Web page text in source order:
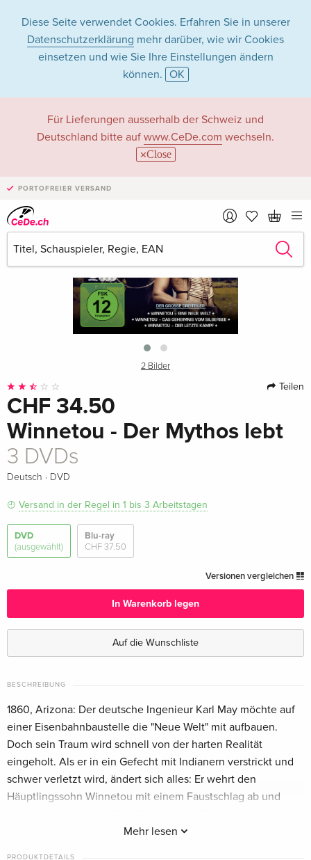
Diese Seite verwendet Cookies. Erfahren Sie in unserer
Datenschutzerklärung mehr darüber, wie wir Cookies
einsetzen und wie Sie Ihre Einstellungen ändern
können. OK
Für Lieferungen ausserhalb der Schweiz und
Deutschland bitte auf www.CeDe.com wechseln.
Close
PORTOFREIER VERSAND
›
2 Bilder
Teilen
CHF 34.50
Winnetou - Der Mythos lebt
3 DVDs
Deutsch · DVD
Versand in der Regel in 1 bis 3 Arbeitstagen
DVD
(ausgewählt)
Blu-ray
CHF 37.50
Versionen vergleichen
In Warenkorb legen
Auf die Wunschliste
BESCHREIBUNG
Mehr lesen
1860, Arizona: Der deutsche Ingenieur Karl May möchte auf
einer Eisenbahnbaustelle die "Neue Welt" mit aufbauen.
Doch sein Traum wird schnell von der harten Realität
eingeholt. Als er in ein Gefecht mit Indianern verstrickt und
schwer verletzt wird, ändert sich alles: Er wehrt den
Häuptlingssohn Winnetou mit einem Faustschlag ab und
Gefangener, verliebt er sich in die Kultur der Apachen - und
PRODUKTDETAILS